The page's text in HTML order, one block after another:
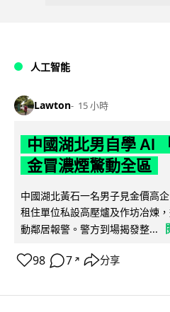
人工智能
Lawton 15 小時
中國湖北男自學 AI
金冒濃煙驚動全區
中國湖北黃石一名男子見金價高
租住單位私設高壓爐及作坊冶煉
動鄰居報警。警方到場揭發整...
98 7 ↗ 分享